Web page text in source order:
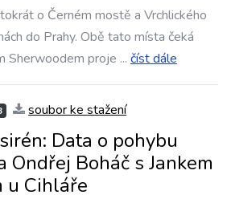
o Černém mostě a Vrchlického
do Prahy. Obě tato místa čeká
Sherwoodem proje ... číst dále
soubor ke stažení
Data o pohybu
Ondřej Boháč s Jankem
u Cihláře